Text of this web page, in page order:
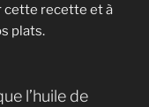
cette recette et à
plats.
l’huile de